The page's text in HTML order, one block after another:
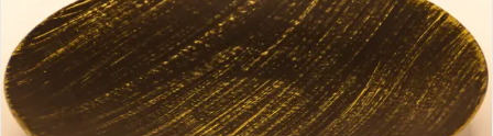
Prinzipiell sollten brennende Kerzen stets nur unter Aufsicht
benutzt werden!
Jedes unserer Wachslichter sind ein einzigartiges Unikat!